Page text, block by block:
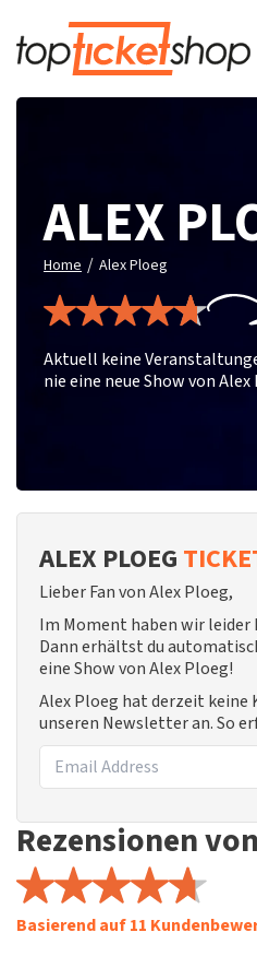
ALEX
Home / Alex Ploeg
Aktuell keine
nie eine neue Show von Alex
ALEX PLOEG
Lieber Fan von Alex Ploeg,
Im Moment haben wir leider
Dann erhältst du
eine Show von Alex Ploeg!
Alex Ploeg hat derzeit keine
unseren Newsletter an. So
Rezensionen
Basierend auf 11